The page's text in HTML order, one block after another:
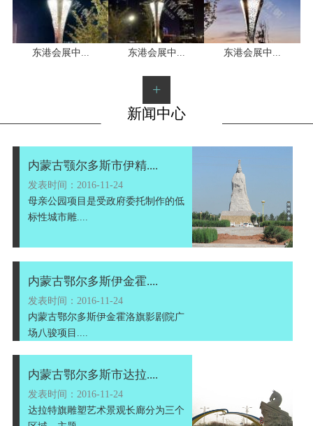
东港会展中... 东港会展中... 东港会展中...
+
新闻中心
内蒙古颚尔多斯市伊精....
发表时间：2016-11-24
母亲公园项目是受政府委托制作的低
标性城市雕....
内蒙古鄂尔多斯伊金霍....
发表时间：2016-11-24
内蒙古鄂尔多斯伊金霍洛旗影剧院广
场八骏项目....
内蒙古鄂尔多斯市达拉....
发表时间：2016-11-24